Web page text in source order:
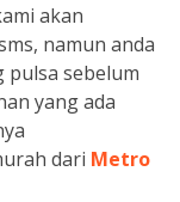
akan
namun anda
pulsa sebelum
yang ada
dari Metro